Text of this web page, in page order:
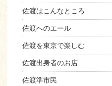
佐渡はこんなところ
佐渡へのエール
佐渡を東京で楽しむ
佐渡出身者のお店
佐渡準市民